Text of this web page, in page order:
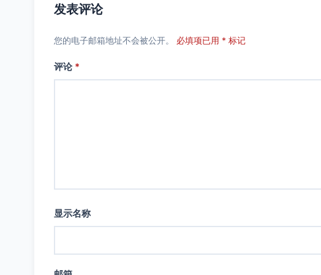
发表评论
您的电子邮箱地址不会被公开。 必填项已用 * 标记
评论 *
显示名称